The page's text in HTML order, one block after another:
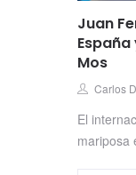
Juan
Mos
Author
Carlos
El
mariposa